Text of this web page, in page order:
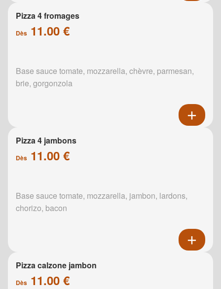
Pizza 4 fromages
Dès 11.00 €
Base sauce tomate, mozzarella, chèvre, parmesan,
brie, gorgonzola
Pizza 4 jambons
Dès 11.00 €
Base sauce tomate, mozzarella, jambon, lardons,
chorizo, bacon
Pizza calzone jambon
Dès 11.00 €